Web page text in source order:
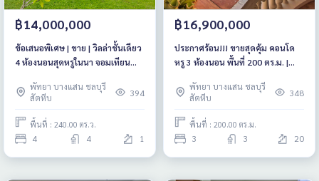
฿14,000,000
ข้อเสนอพิเศษ | ขาย | วิลล่าชั้นเดียว
4 ห้องนอนสุดหรูในนา จอมเทียน
พัทยา บางแสน ชลบุรี
สัตหีบ
394
พื้นที่ : 240.00 ตร.ว.
4 4 1
฿16,900,000
ประกาศร้อน!!! ขายสุดคุ้ม คอนโด
หรู 3 ห้องนอน พื้นที่ 200 ตร.ม. |
พัทยา บางแสน ชลบุรี
สัตหีบ
348
พื้นที่ : 200.00 ตร.ม.
3 3 20